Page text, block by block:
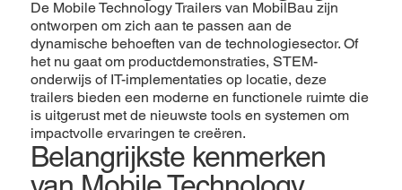
De Mobile Technology Trailers van MobilBau zijn
ontworpen om zich aan te passen aan de
dynamische behoeften van de technologiesector. Of
het nu gaat om productdemonstraties, STEM-
onderwijs of IT-implementaties op locatie, deze
trailers bieden een moderne en functionele ruimte die
is uitgerust met de nieuwste tools en systemen om
impactvolle ervaringen te creëren.
Belangrijkste kenmerken